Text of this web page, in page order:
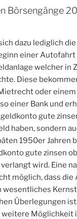
Börsengänge
dazu lediglich
einer
welcher in
Diese
oder
einer Bank und
gute
haben, sondern
1950er Jahren
gute zinsen
wird. Eine
möglich, dass die
wesentliches
Überlegungen
Möglichkeit